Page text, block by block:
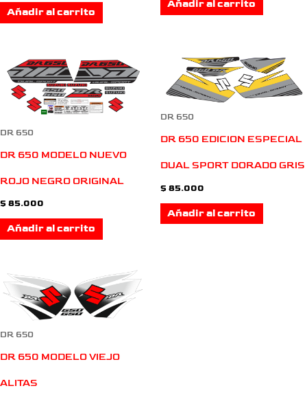
Añadir al carrito
Añadir al carrito
DR 650
DR 650 MODELO NUEVO
ROJO NEGRO ORIGINAL
$ 85.000
Añadir al carrito
DR 650
DR 650 EDICION ESPECIAL
DUAL SPORT DORADO GRIS
$ 85.000
Añadir al carrito
DR 650
DR 650 MODELO VIEJO
ALITAS